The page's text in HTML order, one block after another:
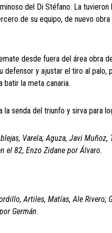
del Di Stéfano. La
de su equipo, de nuevo
desde fuera del área obra
y ajustar el tiro al palo,
la meta canaria.
senda del triunfo y sirva para
Varela; Aguza, Javi Muñoz,
el 82, Enzo Zidane por Álvaro.
Artiles, Matías, Ale Rivero;
Germán.